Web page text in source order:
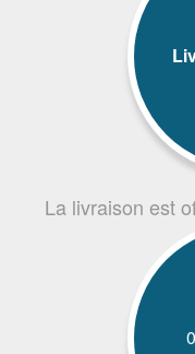
La livraison est